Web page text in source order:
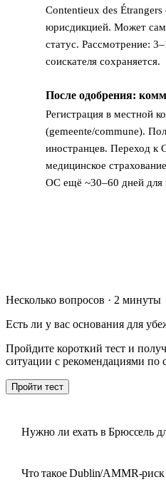
Contentieux des
юрисдикцией. Может
статус. Рассмотрение:
соискателя сохраняется.
После одобрения:
Регистрация в местной
(gemeente/commune).
иностранцев. Переход к
медицинское
OC ещё ~30–60 дней для
Несколько вопросов · 2 минуты
Есть ли у вас основания для
Пройдите короткий тест и
ситуации с рекомендациями
Пройти тест
Нужно ли ехать в Брюссель
Что такое Dublin/AMMR-риск